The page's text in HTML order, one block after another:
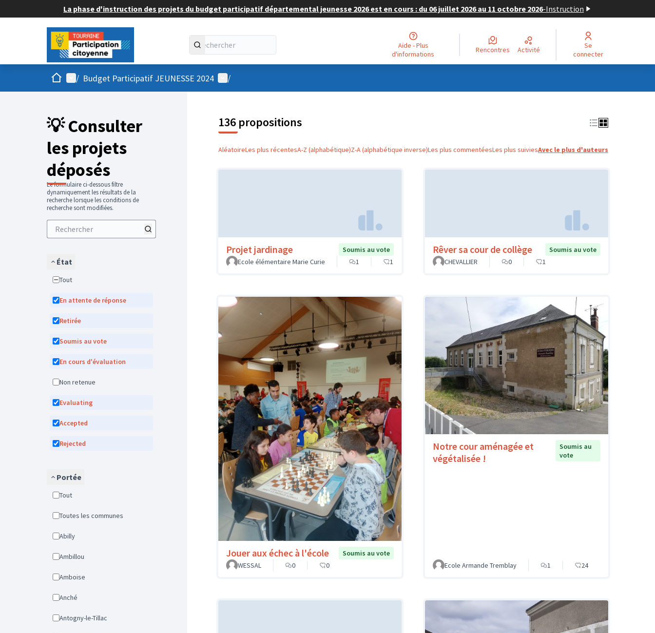
La phase d'instruction des projets du budget participatif départemental jeunesse 2026 est en cours : du 06 juillet 2026 au 11 octobre 2026-Instruction
Aide - Plus
d'informations
Rencontres Activité
Se
connecter
AccueilMenu principal
/ Budget Participatif JEUNESSE 2024 Menu utilisateur
/
💡 Consulter
les projets
déposés
Le formulaire ci-dessous filtre
dynamiquement les résultats de la
recherche lorsque les conditions de
recherche sont modifiées.
État
Tout
En attente de réponse
Retirée
Soumis au vote
En cours d'évaluation
Non retenue
Evaluating
Accepted
Rejected
Portée
Tout
Toutes les communes
Abilly
Ambillou
Amboise
Anché
Antogny-le-Tillac
136 propositions
AléatoireLes plus récentesA-Z (alphabétique)Z-A (alphabétique inverse)Les plus commentéesLes plus suiviesAvec le plus d'auteurs
Projet jardinage
Soumis au vote
Ecole élémentaire Marie Curie
1 1
Rêver sa cour de collège
Soumis au vote
CHEVALLIER
0 1
Jouer aux échec à l'école
Soumis au vote
WESSAL
0 0
Notre cour aménagée et
végétalisée !
Soumis au
vote
Ecole Armande Tremblay 1 24